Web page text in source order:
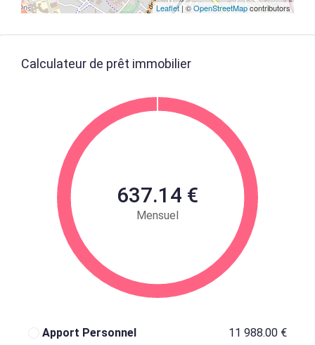
Leaflet| ©OpenStreetMapcontributors
Calculateur de prêt immobilier
637.14 €
Mensuel
Apport Personnel
11 988.00 €